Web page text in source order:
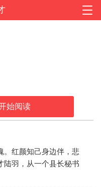
始阅读
。红颜知己身边伴，悲
陆羽，从一个县长秘书